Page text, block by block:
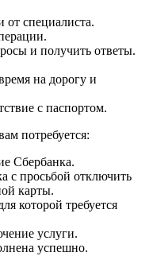
от специалиста.
и получить ответы.
на дорогу и
с паспортом.
потребуется:
Сбербанка.
с просьбой отключить
карты.
которой требуется
услуги.
успешно.